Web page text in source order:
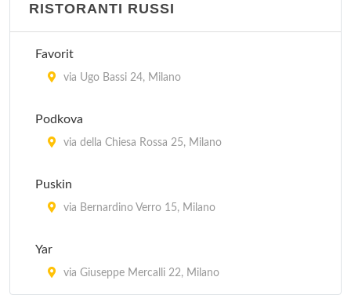
Llevataps
via Ariberto 31, Milano
via Ludovico Montegani 68, Milano
via Lodovico il Moro 61, Milano
RISTORANTI RUSSI
Favorit
via Ugo Bassi 24, Milano
Podkova
via della Chiesa Rossa 25, Milano
Puskin
via Bernardino Verro 15, Milano
Yar
via Giuseppe Mercalli 22, Milano